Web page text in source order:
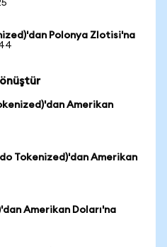
Polonya Zlotisi'na
Amerikan
Tokenized)'dan Amerikan
Amerikan Doları'na